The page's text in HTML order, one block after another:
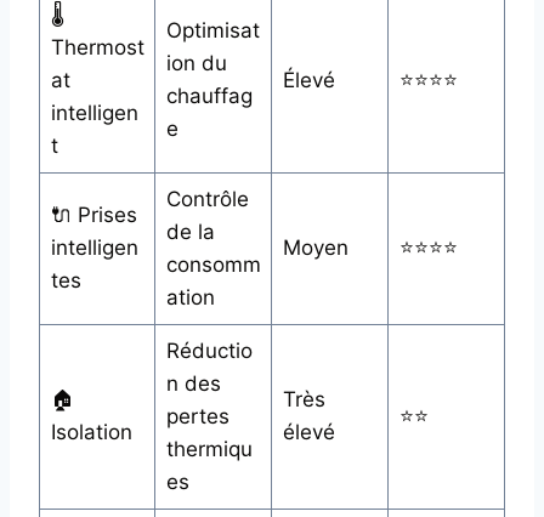
🌡️
Thermost
at
intelligen
t
Optimisat
ion du
chauffag
e
Élevé ⭐⭐⭐⭐
🔌 Prises
intelligen
tes
Contrôle
de la
consomm
ation
Moyen ⭐⭐⭐⭐
🏠
Isolation
Réductio
n des
pertes
thermiqu
es
Très
élevé
⭐⭐